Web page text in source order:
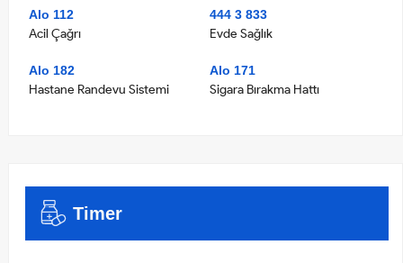
Alo 112
Acil Çağrı
444 3 833
Evde Sağlık
Alo 182
Hastane Randevu Sistemi
Alo 171
Sigara Bırakma Hattı
Timer